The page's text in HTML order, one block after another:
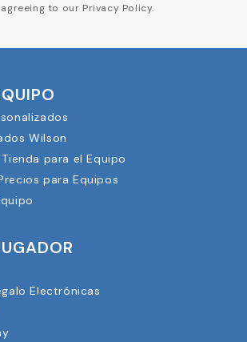
to our Privacy Policy.
Wilson
para el Equipo
para Equipos
Electrónicas